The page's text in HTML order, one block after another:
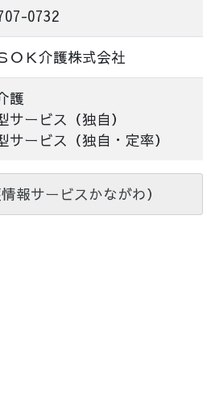
0732
ＯＫ介護株式会社
護
サービス（独自）
サービス（独自・定率）
報サービスかながわ）